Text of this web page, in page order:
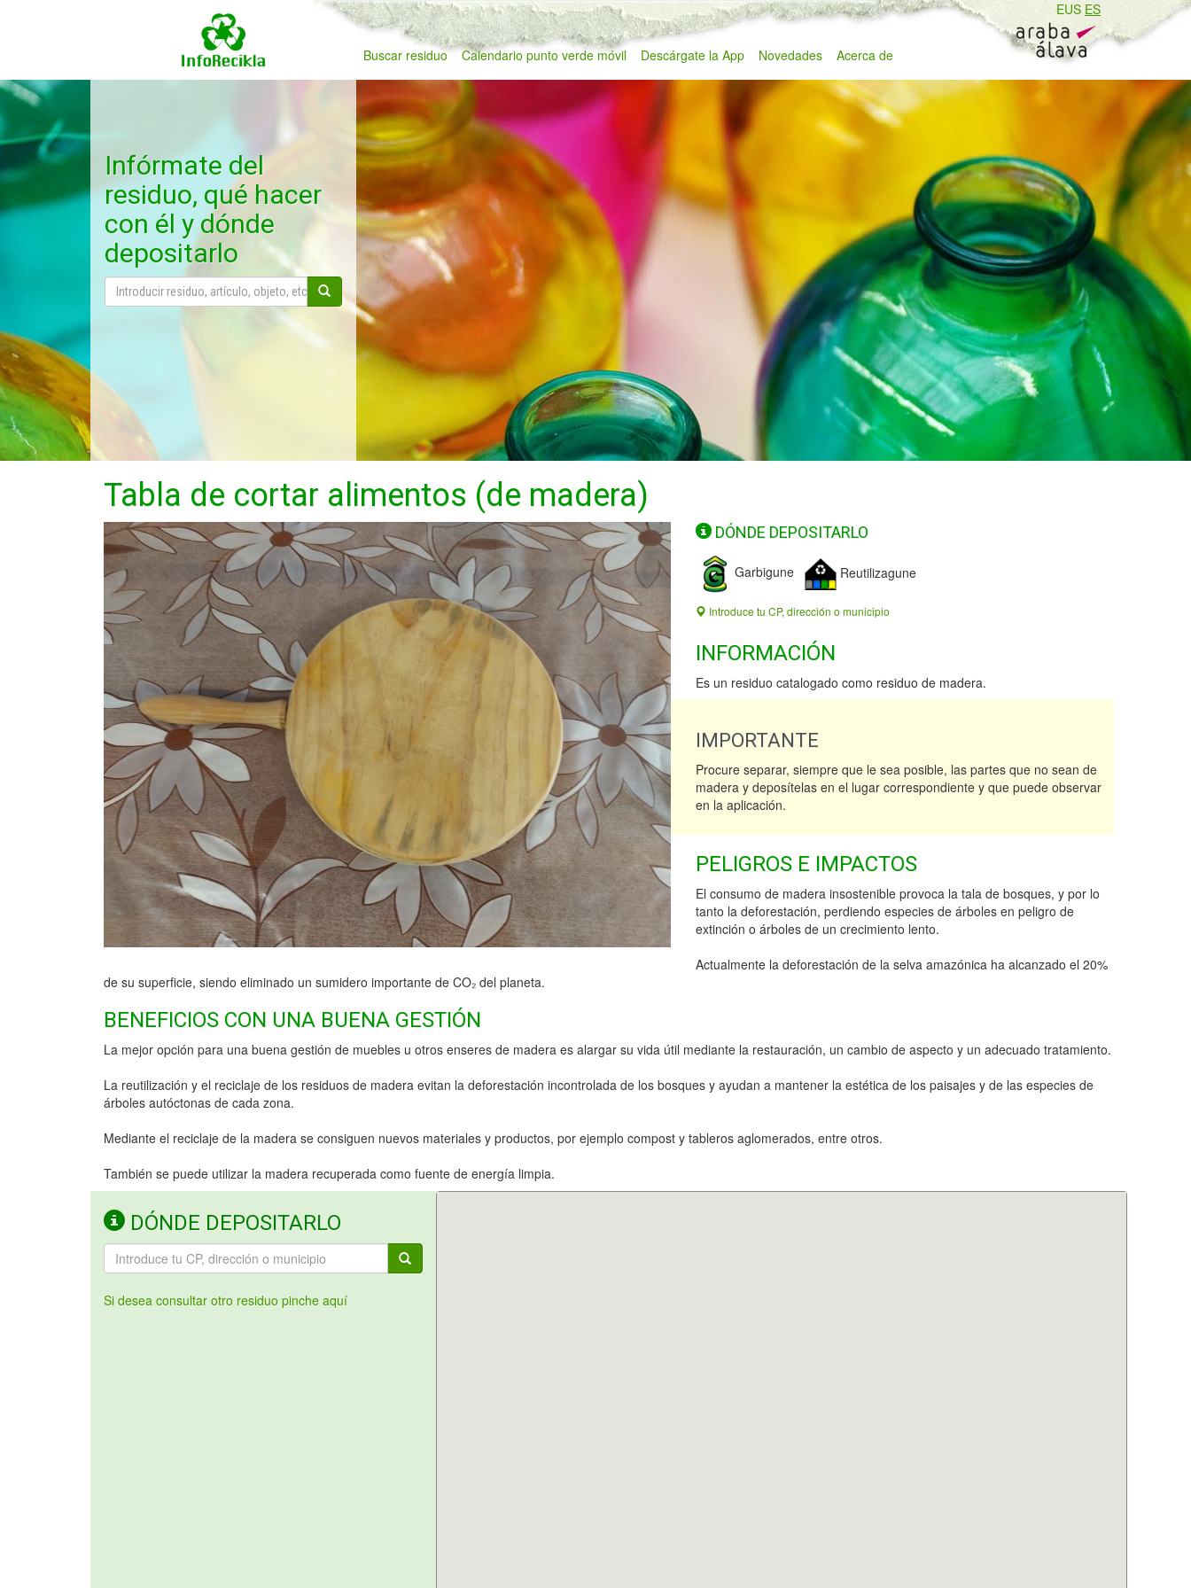
EUS ES
Buscar residuo Calendario punto verde móvil Descárgate la App Novedades Acerca de
Infórmate del
residuo, qué hacer
con él y dónde
depositarlo
Tabla de cortar alimentos (de madera)
DÓNDE DEPOSITARLO
Garbigune Reutilizagune
Introduce tu CP, dirección o municipio
INFORMACIÓN
Es un residuo catalogado como residuo de madera.
IMPORTANTE
Procure separar, siempre que le sea posible, las partes que no sean de
madera y deposítelas en el lugar correspondiente y que puede observar
en la aplicación.
PELIGROS E IMPACTOS
El consumo de madera insostenible provoca la tala de bosques, y por lo
tanto la deforestación, perdiendo especies de árboles en peligro de
extinción o árboles de un crecimiento lento.
Actualmente la deforestación de la selva amazónica ha alcanzado el 20%
de su superficie, siendo eliminado un sumidero importante de CO₂ del planeta.
BENEFICIOS CON UNA BUENA GESTIÓN
La mejor opción para una buena gestión de muebles u otros enseres de madera es alargar su vida útil mediante la restauración, un cambio de aspecto y un adecuado tratamiento.
La reutilización y el reciclaje de los residuos de madera evitan la deforestación incontrolada de los bosques y ayudan a mantener la estética de los paisajes y de las especies de
árboles autóctonas de cada zona.
Mediante el reciclaje de la madera se consiguen nuevos materiales y productos, por ejemplo compost y tableros aglomerados, entre otros.
También se puede utilizar la madera recuperada como fuente de energía limpia.
DÓNDE DEPOSITARLO
Si desea consultar otro residuo pinche aquí